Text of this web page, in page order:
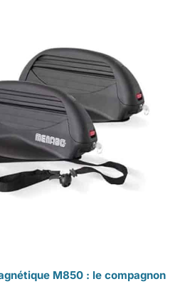
M850 : le compagnon